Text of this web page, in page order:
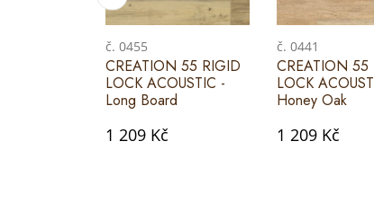
č. 0455
CREATION 55 RIGID
LOCK ACOUSTIC -
Long Board
1 209 Kč
č. 0441
CREATION 55
LOCK
Honey Oak
1 209 Kč